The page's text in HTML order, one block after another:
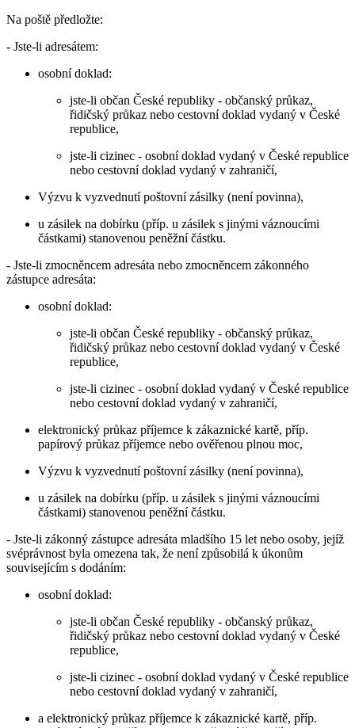
Na poště předložte:
- Jste-li adresátem:
osobní doklad:
jste-li občan České republiky - občanský průkaz,
řidičský průkaz nebo cestovní doklad vydaný v České
republice,
jste-li cizinec - osobní doklad vydaný v České republice
nebo cestovní doklad vydaný v zahraničí,
Výzvu k vyzvednutí poštovní zásilky (není povinna),
u zásilek na dobírku (příp. u zásilek s jinými váznoucími
částkami) stanovenou peněžní částku.
- Jste-li zmocněncem adresáta nebo zmocněncem zákonného
zástupce adresáta:
osobní doklad:
jste-li občan České republiky - občanský průkaz,
řidičský průkaz nebo cestovní doklad vydaný v České
republice,
jste-li cizinec - osobní doklad vydaný v České republice
nebo cestovní doklad vydaný v zahraničí,
elektronický průkaz příjemce k zákaznické kartě, příp.
papírový průkaz příjemce nebo ověřenou plnou moc,
Výzvu k vyzvednutí poštovní zásilky (není povinna),
u zásilek na dobírku (příp. u zásilek s jinými váznoucími
částkami) stanovenou peněžní částku.
- Jste-li zákonný zástupce adresáta mladšího 15 let nebo osoby, jejíž
svéprávnost byla omezena tak, že není způsobilá k úkonům
souvisejícím s dodáním:
osobní doklad:
jste-li občan České republiky - občanský průkaz,
řidičský průkaz nebo cestovní doklad vydaný v České
republice,
jste-li cizinec - osobní doklad vydaný v České republice
nebo cestovní doklad vydaný v zahraničí,
a elektronický průkaz příjemce k zákaznické kartě, příp.